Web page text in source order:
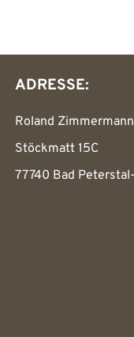
ADRESSE:
Roland
Stöckmatt 15C
77740 Bad